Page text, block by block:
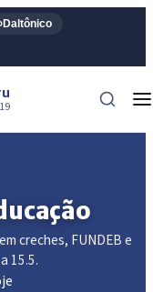
Daltônico
creches, FUNDEB e
15.5.